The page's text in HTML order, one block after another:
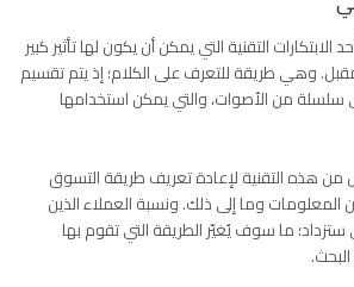
التقنية التي يمكن أن يكون لها تأثير كبير
وهي طريقة للتعرف على الكلام؛ إذ يتم تقسيم
سلسلة من الأصوات، والتي يمكن استخدامها
من هذه التقنية لإعادة تعريف طريقة التسوق
المعلومات وما إلى ذلك. ونسبة العملاء الذين
ما سوف يُغيّر الطريقة التي تقوم بها